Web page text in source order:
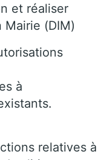
et réaliser
Mairie (DIM)
à
relatives à